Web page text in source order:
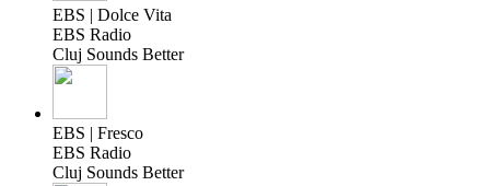
EBS | Dolce Vita
EBS Radio
Cluj Sounds Better
EBS | Fresco
EBS Radio
Cluj Sounds Better